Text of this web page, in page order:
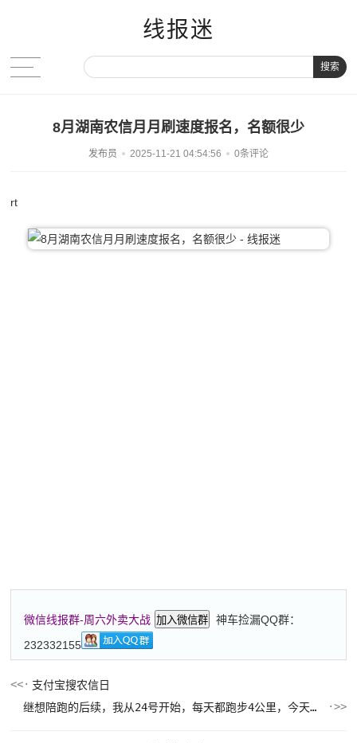
线报迷
搜索
8月湖南农信月月刷速度报名，名额很少
发布员 2025-11-21 04:54:56 0条评论
rt
微信线报群-周六外卖大战 加入微信群
神车捡漏QQ群：
232332155
支付宝搜农信日
继想陪跑的后续，我从24号开始，每天都跑步4公里，今天坚持不下来了，太痛苦了感觉